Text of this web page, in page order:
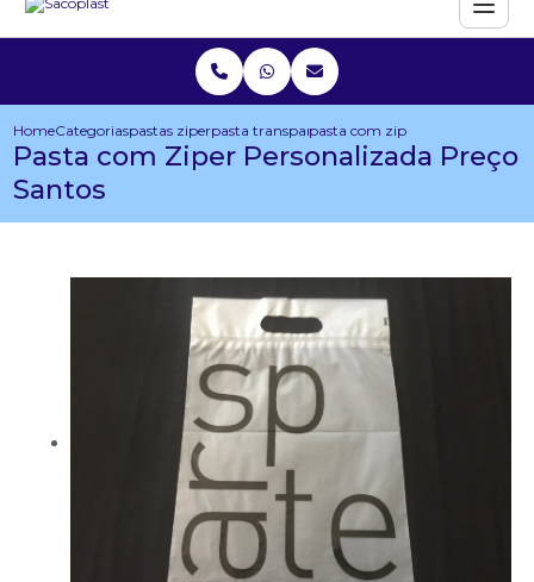
HomeCategoriaspastas ziperpasta transparente com ziperpasta com ziper personalizada
Pasta com Ziper Personalizada Preço
Santos